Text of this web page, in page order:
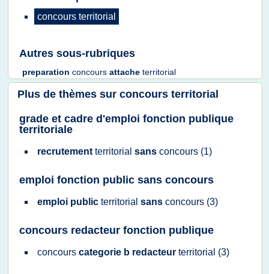
concours territorial
Autres sous-rubriques
preparation concours attache territorial
Plus de thèmes sur concours territorial
grade et cadre d'emploi fonction publique
territoriale
recrutement territorial sans concours (1)
emploi fonction public sans concours
emploi public territorial sans concours (3)
concours redacteur fonction publique
concours categorie b redacteur territorial (3)